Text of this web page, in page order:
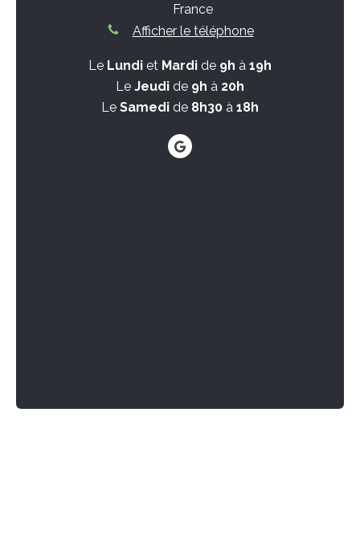
France
Afficher le téléphone
Le Lundi et Mardi de 9h à 19h
Le Jeudi de 9h à 20h
Le Samedi de 8h30 à 18h